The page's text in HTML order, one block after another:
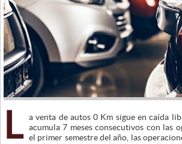
L
a venta de autos 0 Km sigue en caída
acumula 7 meses consecutivos con las
el primer semestre del año, las